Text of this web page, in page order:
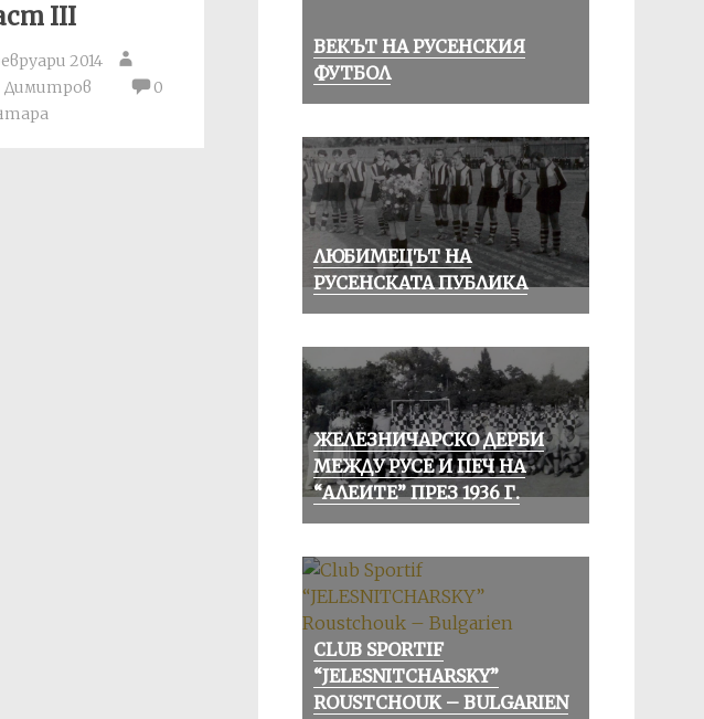
III
2014
Димитров
0
ВЕКЪТ НА РУСЕНСКИЯ
ФУТБОЛ
ЛЮБИМЕЦЪТ НА
РУСЕНСКАТА ПУБЛИКА
ЖЕЛЕЗНИЧАРСКО ДЕРБИ
МЕЖДУ РУСЕ И ПЕЧ НА
“АЛЕИТЕ” ПРЕЗ 1936 Г.
CLUB SPORTIF
“JELESNITCHARSKY”
ROUSTCHOUK – BULGARIEN